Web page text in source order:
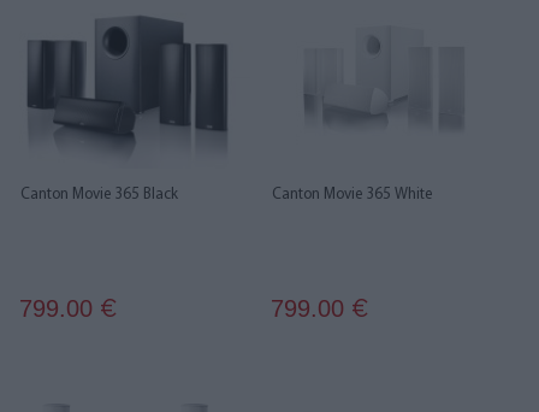
Canton Movie 365 Black
799.00 €
Canton Movie 365 White
799.00 €